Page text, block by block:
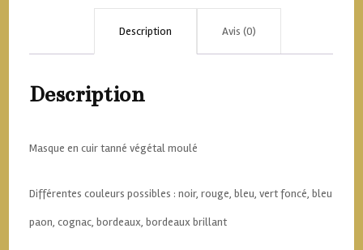
Description Avis (0)
Description
Masque en cuir tanné végétal moulé
Différentes couleurs possibles : noir, rouge, bleu, vert foncé, bleu
paon, cognac, bordeaux, bordeaux brillant